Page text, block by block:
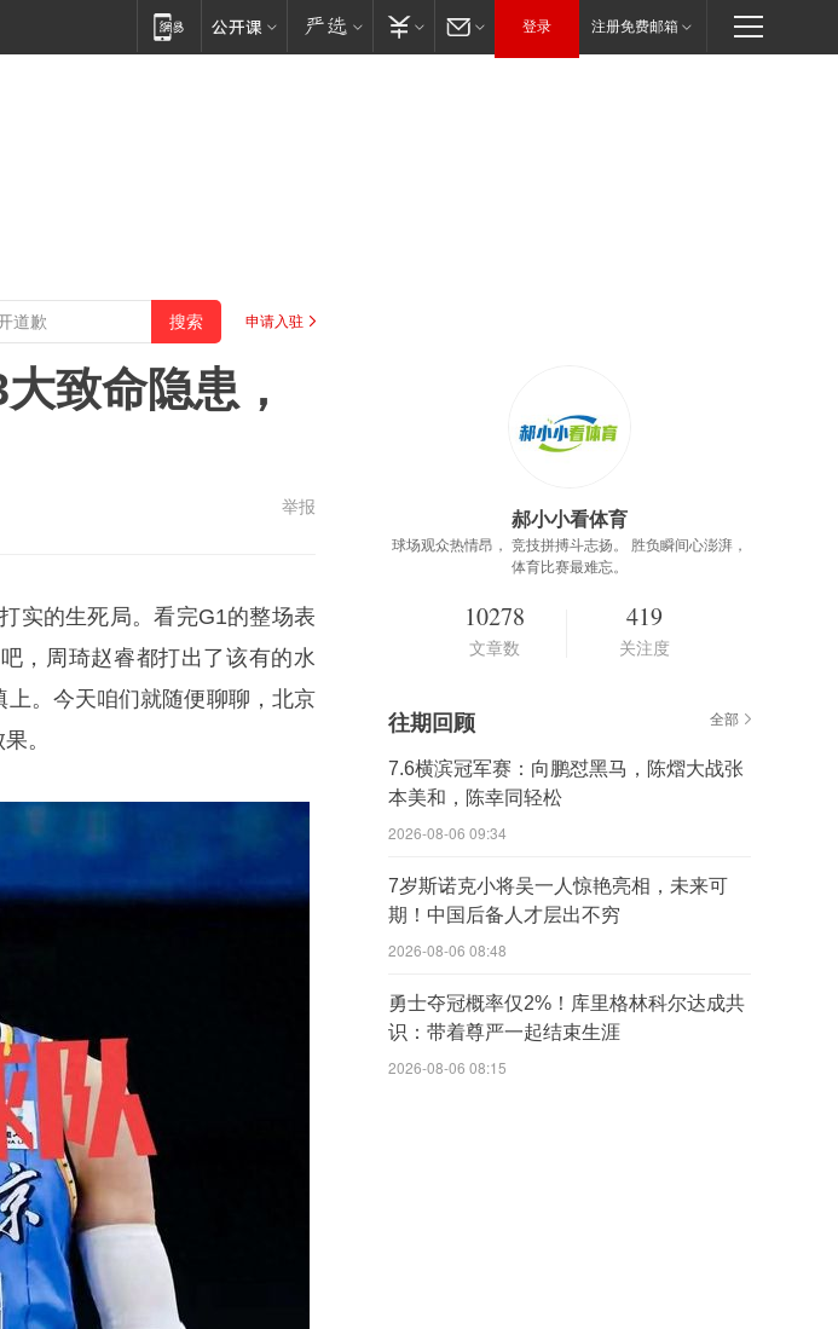
登录 注册免费邮箱
申请入驻
致命隐患，
举报
实的生死局。看完G1的整场表
，周琦赵睿都打出了该有的水
。今天咱们就随便聊聊，北京
。
郝小小看体育
球场观众热情昂， 竞技拼搏斗志扬。 胜负瞬间心澎湃，
体育比赛最难忘。
10278
文章数
419
关注度
往期回顾 全部
7.6横滨冠军赛：向鹏怼黑马，陈熠大战张
本美和，陈幸同轻松
2026-08-06 09:34
7岁斯诺克小将吴一人惊艳亮相，未来可
期！中国后备人才层出不穷
2026-08-06 08:48
勇士夺冠概率仅2%！库里格林科尔达成共
识：带着尊严一起结束生涯
2026-08-06 08:15